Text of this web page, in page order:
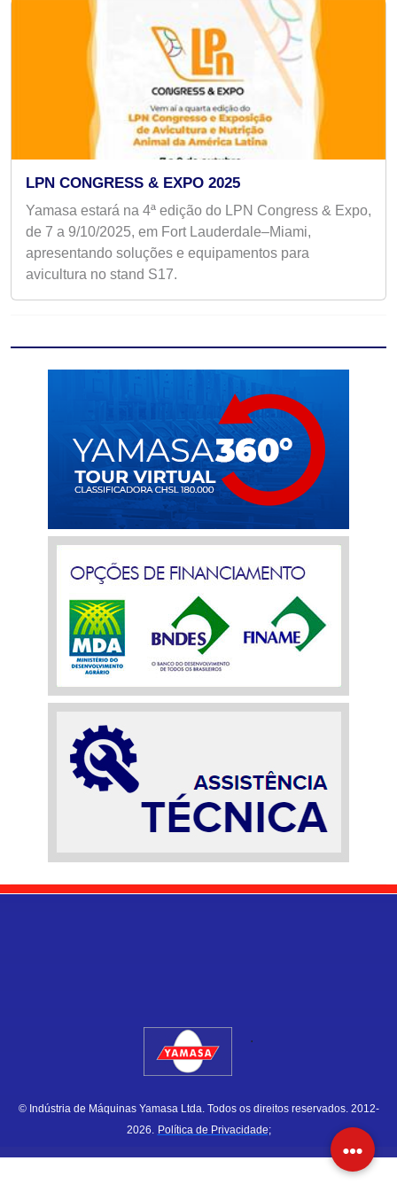
LPN CONGRESS & EXPO 2025
Yamasa estará na 4ª edição do LPN Congress & Expo,
de 7 a 9/10/2025, em Fort Lauderdale–Miami,
apresentando soluções e equipamentos para
avicultura no stand S17.
.
© Indústria de Máquinas Yamasa Ltda. Todos os direitos reservados. 2012-
2026.
Política de Privacidade;